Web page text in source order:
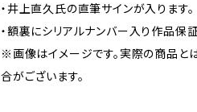
・井上直久氏の直筆サインが入ります。
・額裏にシリアルナンバー入り作品保
※画像はイメージです。実際の商品と
合がございます。